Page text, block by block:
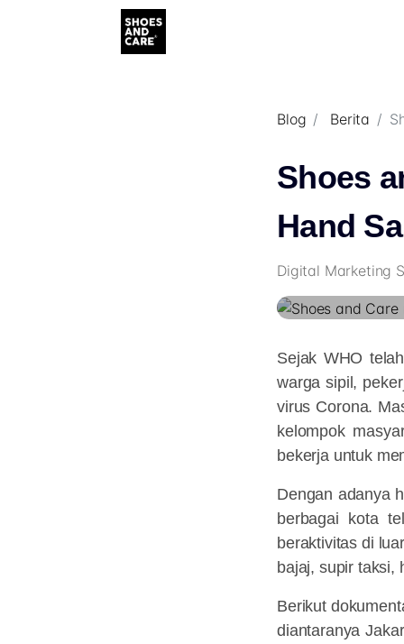
Blog Berita
Shoes
Hand
Digital Marketing
Sejak WHO
warga sipil,
virus Corona.
kelompok
bekerja untuk
Dengan adanya
berbagai kota
beraktivitas di
bajaj, supir taksi,
Berikut
diantaranya